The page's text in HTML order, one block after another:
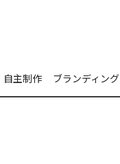
自主制作 ブランディング